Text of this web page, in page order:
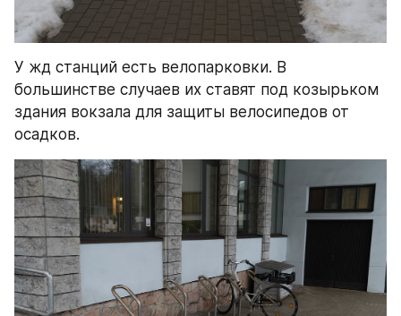
У жд станций есть велопарковки. В
большинстве случаев их ставят под козырьком
здания вокзала для защиты велосипедов от
осадков.